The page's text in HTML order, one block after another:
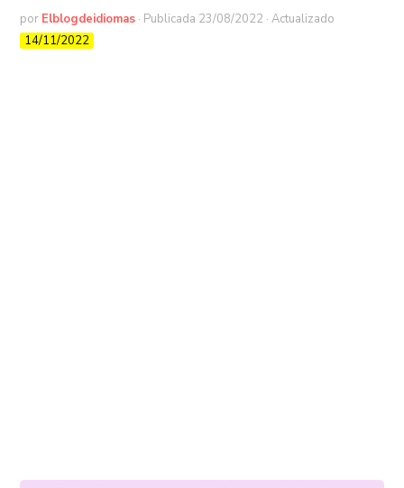
por Elblogdeidiomas · Publicada 23/08/2022 · Actualizado
14/11/2022